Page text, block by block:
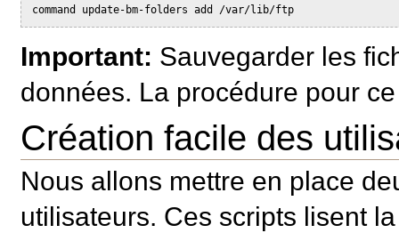
Important: Sauvegarder les
données. La procédure pour
Création facile des
Nous allons mettre en place
utilisateurs. Ces scripts lisent